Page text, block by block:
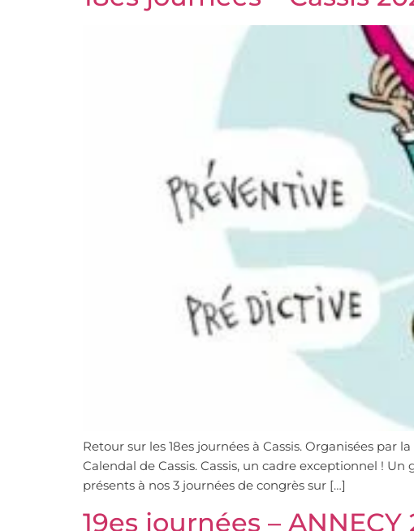
Retour sur les 18es journées à Cassis. Organisées par
Calendal de Cassis. Cassis, un cadre exceptionnel !
présents à nos 3 journées de congrès sur […]
19es journées – ANNECY